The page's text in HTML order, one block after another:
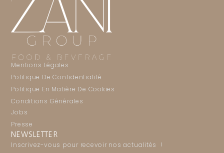
Mentions Légales
Politique De Confidentialité
Politique En Matière De Cookies
Conditions Générales
Jobs
Presse
NEWSLETTER
Inscrivez-vous pour recevoir nos actualités !